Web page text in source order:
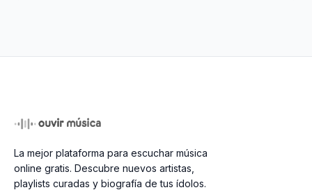
La mejor plataforma para escuchar música
online gratis. Descubre nuevos artistas,
playlists curadas y biografía de tus ídolos.